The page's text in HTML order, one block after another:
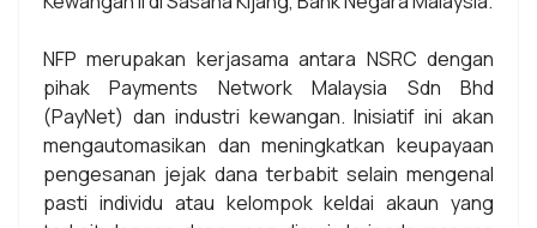
NFP merupakan kerjasama antara NSRC dengan
pihak Payments Network Malaysia Sdn Bhd
(PayNet) dan industri kewangan. Inisiatif ini akan
mengautomasikan dan meningkatkan keupayaan
pengesanan jejak dana terbabit selain mengenal
pasti individu atau kelompok keldai akaun yang